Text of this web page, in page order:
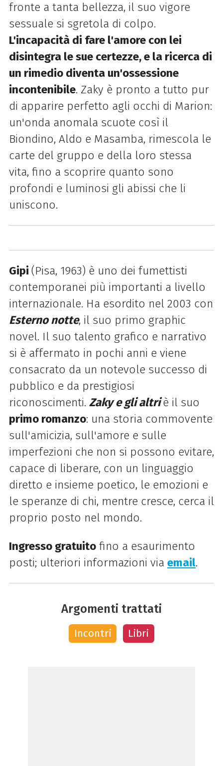
fronte a tanta bellezza, il suo vigore
sessuale si sgretola di colpo.
L'incapacità di fare l'amore con lei
disintegra le sue certezze, e la ricerca di
un rimedio diventa un'ossessione
incontenibile. Zaky è pronto a tutto pur
di apparire perfetto agli occhi di Marion:
un'onda anomala scuote così il
Biondino, Aldo e Masamba, rimescola le
carte del gruppo e della loro stessa
vita, fino a scoprire quanto sono
profondi e luminosi gli abissi che li
uniscono.
Gipi (Pisa, 1963) è uno dei fumettisti
contemporanei più importanti a livello
internazionale. Ha esordito nel 2003 con
Esterno notte, il suo primo graphic
novel. Il suo talento grafico e narrativo
si è affermato in pochi anni e viene
consacrato da un notevole successo di
pubblico e da prestigiosi
riconoscimenti. Zaky e gli altriè il suo
primo romanzo: una storia commovente
sull'amicizia, sull'amore e sulle
imperfezioni che non si possono evitare,
capace di liberare, con un linguaggio
diretto e insieme poetico, le emozioni e
le speranze di chi, mentre cresce, cerca il
proprio posto nel mondo.
Ingresso gratuitofino a esaurimento
posti; ulteriori informazioni via email.
Argomenti trattati
Incontri Libri